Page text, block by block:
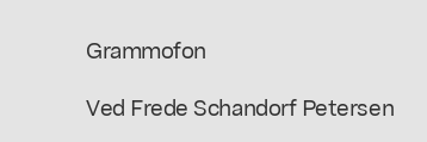
Grammofon
Ved Frede Schandorf Petersen